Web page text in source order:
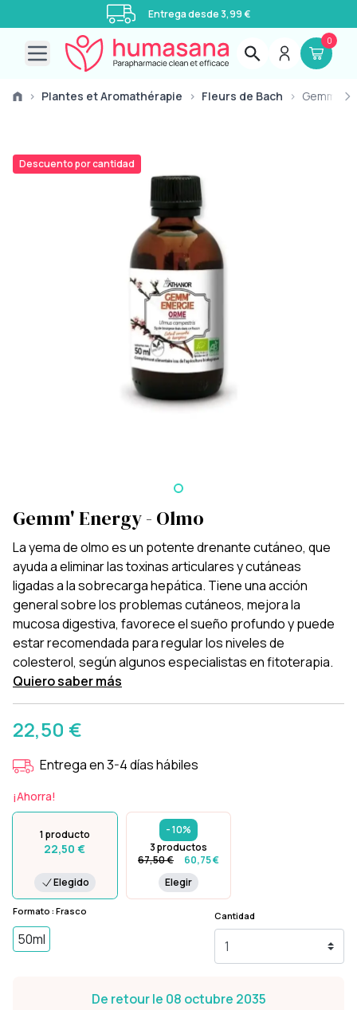
Entrega desde 3,99 €
Open main menu
0
› Plantes et Aromathérapie › Fleurs de Bach › Gemm'
Descuento por cantidad
Gemm' Energy - Olmo
La yema de olmo es un potente drenante cutáneo, que
ayuda a eliminar las toxinas articulares y cutáneas
ligadas a la sobrecarga hepática. Tiene una acción
general sobre los problemas cutáneos, mejora la
mucosa digestiva, favorece el sueño profundo y puede
estar recomendada para regular los niveles de
colesterol, según algunos especialistas en fitoterapia.
Quiero saber más
22,50 €
Entrega en 3-4 días hábiles
¡Ahorra!
1 producto
22,50 €
Elegido
- 10%
3 productos
67,50 €
60,75 €
Elegir
Formato : Frasco
50ml
Cantidad
De retour le 08 octubre 2035